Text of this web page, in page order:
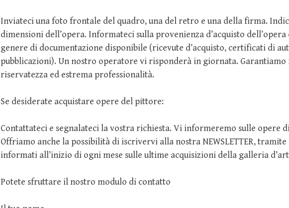
Inviateci una foto frontale del quadro, una del retro e una della firma.
dimensioni dell’opera. Informateci sulla provenienza d’acquisto dell’opera
genere di documentazione disponibile (ricevute d’acquisto, certificati di
pubblicazioni). Un nostro operatore vi risponderà in giornata. Garantiamo
riservatezza ed estrema professionalità.
Se desiderate acquistare opere del pittore:
Contattateci e segnalateci la vostra richiesta. Vi informeremo sulle opere
Offriamo anche la possibilità di iscrivervi alla nostra NEWSLETTER, tramite
informati all’inizio di ogni mese sulle ultime acquisizioni della galleria
Potete sfruttare il nostro modulo di contatto